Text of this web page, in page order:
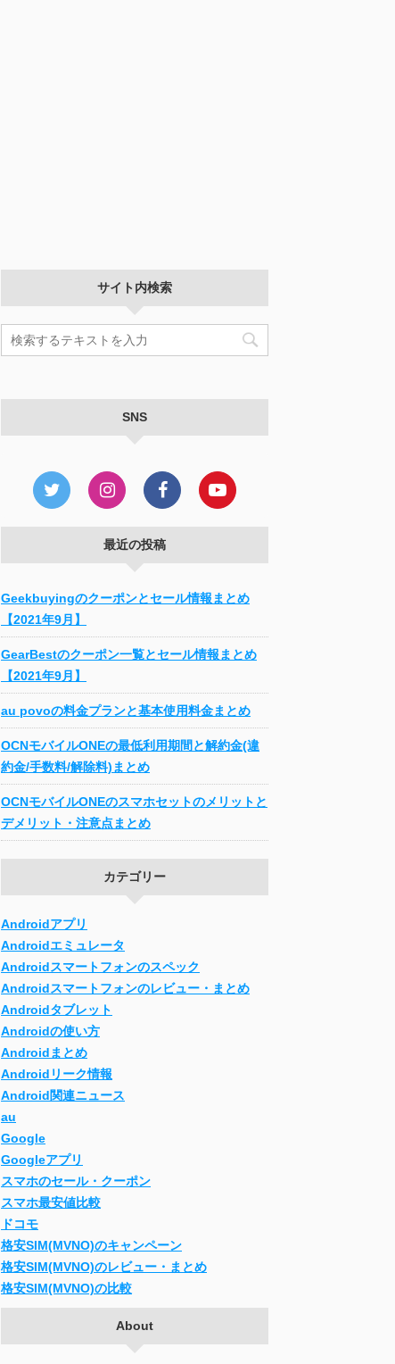
サイト内検索
SNS
最近の投稿
Geekbuyingのクーポンとセール情報まとめ
【2021年9月】
GearBestのクーポン一覧とセール情報まとめ
【2021年9月】
au povoの料金プランと基本使用料金まとめ
OCNモバイルONEの最低利用期間と解約金(違
約金/手数料/解除料)まとめ
OCNモバイルONEのスマホセットのメリットと
デメリット・注意点まとめ
カテゴリー
Androidアプリ
Androidエミュレータ
Androidスマートフォンのスペック
Androidスマートフォンのレビュー・まとめ
Androidタブレット
Androidの使い方
Androidまとめ
Androidリーク情報
Android関連ニュース
au
Google
Googleアプリ
スマホのセール・クーポン
スマホ最安値比較
ドコモ
格安SIM(MVNO)のキャンペーン
格安SIM(MVNO)のレビュー・まとめ
格安SIM(MVNO)の比較
About